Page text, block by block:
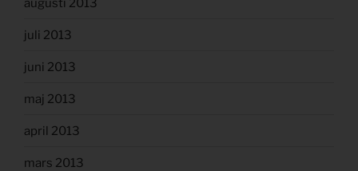
augusti 2013
juli 2013
juni 2013
maj 2013
april 2013
mars 2013